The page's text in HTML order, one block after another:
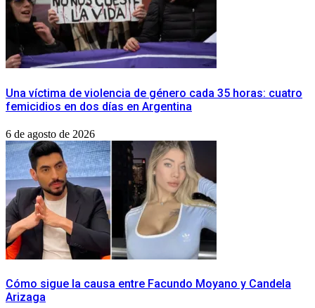
Una víctima de violencia de género cada 35 horas: cuatro
femicidios en dos días en Argentina
6 de agosto de 2026
Cómo sigue la causa entre Facundo Moyano y Candela
Arizaga